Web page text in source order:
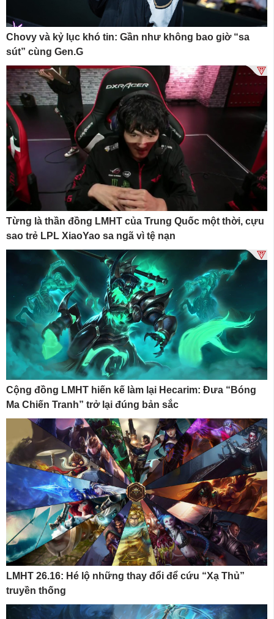
Chovy và kỷ lục khó tin: Gần như không bao giờ “sa
sút” cùng Gen.G
Từng là thần đồng LMHT của Trung Quốc một thời, cựu
sao trẻ LPL XiaoYao sa ngã vì tệ nạn
Cộng đồng LMHT hiến kế làm lại Hecarim: Đưa “Bóng
Ma Chiến Tranh” trở lại đúng bản sắc
LMHT 26.16: Hé lộ những thay đổi để cứu “Xạ Thủ”
truyền thống